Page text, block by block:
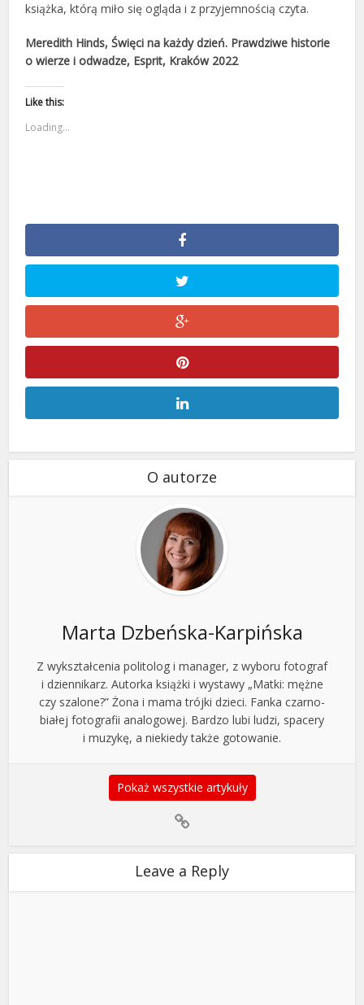
książka, którą miło się ogląda i z przyjemnością czyta.
Meredith Hinds, Święci na każdy dzień. Prawdziwe historie
o wierze i odwadze, Esprit, Kraków 2022
Like this:
Loading...
O autorze
Marta Dzbeńska-Karpińska
Z wykształcenia politolog i manager, z wyboru fotograf
i dziennikarz. Autorka książki i wystawy „Matki: mężne
czy szalone?” Żona i mama trójki dzieci. Fanka czarno-
białej fotografii analogowej. Bardzo lubi ludzi, spacery
i muzykę, a niekiedy także gotowanie.
Pokaż wszystkie artykuły
Leave a Reply